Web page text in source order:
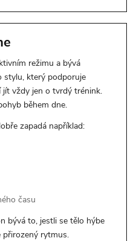
režimu a bývá
stylu, který podporuje
vždy jen o tvrdý trénink.
během dne.
zapadá například:
času
bývá to, jestli se tělo hýbe
přirozený rytmus.